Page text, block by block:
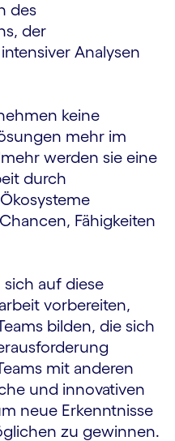
des
der
Analysen
keine
mehr im
werden sie eine
durch
Fähigkeiten
auf diese
vorbereiten,
bilden, die sich
mit anderen
und innovativen
neue Erkenntnisse
zu gewinnen.